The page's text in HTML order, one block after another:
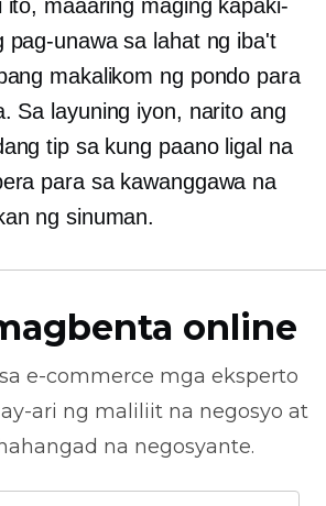
ito, maaaring maging kapaki-
pag-unawa sa lahat ng iba't
makalikom ng pondo para
Sa layuning iyon, narito ang
tip sa kung paano ligal na
para sa kawanggawa na
ng sinuman.
online
e-commerce mga eksperto
ari ng maliliit na negosyo at
na negosyante.